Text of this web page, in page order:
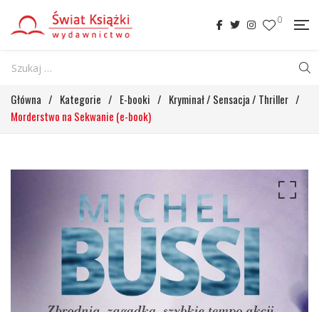
0
Główna / Kategorie / E-booki / Kryminał / Sensacja / Thriller /
Morderstwo na Sekwanie (e-book)